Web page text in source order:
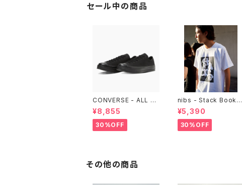
セール中の商品
CONVERSE - ALL ST
AR LGCY OX （ALL B
LACK)
¥8,855
30%OFF
nibs - Stack Bookst
ore Tee
¥5,390
30%OFF
その他の商品